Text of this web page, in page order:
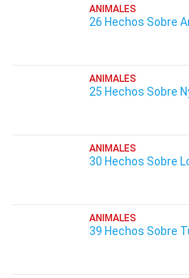
ANIMALES
26 Hechos Sobre
ANIMALES
25 Hechos Sobre
ANIMALES
30 Hechos Sobre
ANIMALES
39 Hechos Sobre